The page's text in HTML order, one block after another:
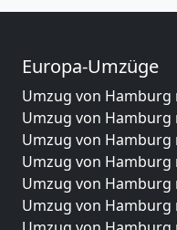
Europa-Umzüge
Umzug von Hamburg
Umzug von Hamburg
Umzug von Hamburg
Umzug von Hamburg
Umzug von Hamburg
Umzug von Hamburg